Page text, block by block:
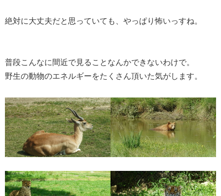
絶対に大丈夫だと思っていても、やっぱり怖いっすね。
普段こんなに間近で見ることなんかできないわけで。
野生の動物のエネルギーをたくさん頂いた気がします。